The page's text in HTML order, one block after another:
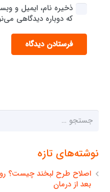
ذخیره نام، ایمیل و
که دوباره دیدگاهی
فرستادن دیدگاه
جستجو
نوشته‌های تازه
اصلاح طرح لبخند چیست؟
بعد از درمان